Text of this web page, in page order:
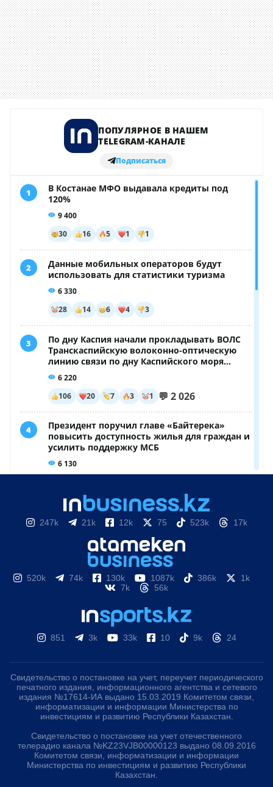
247k 21k 12k 75 523k 17k
520k 74k 130k 1087k 386k
1k
7k
56k
851 3k 33k 10 9k 24
Свидетельство о постановке на учет, переучет периодического
печатного издания, информационного агентства и сетевого
издания №17614-ИА выдано 15.03.2019 Комитетом связи,
информатизации и информации Министерства по
инвестициям и развитию Республики Казахстан.
Свидетельство о постановке на учет отечественного
телерадио канала №KZ23VJB00000123 выдано 08.09.2016
Комитетом связи, информатизации и информации
Министерства по инвестициям и развитию Республики
Казахстан.